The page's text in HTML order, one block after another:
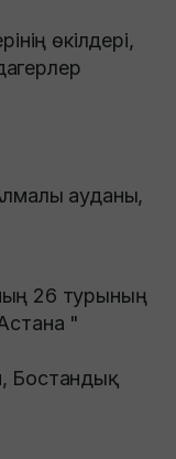
өкілдері,
ауданы,
26 турының
"
Бостандық